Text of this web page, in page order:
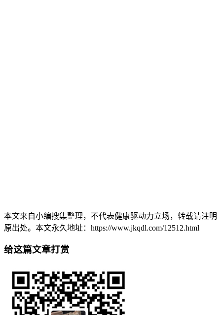
本文来自小编搜集整理，不代表健康驱动力立场，转载请注明
原出处。本文永久地址：https://www.jkqdl.com/12512.html
给这篇文章打赏